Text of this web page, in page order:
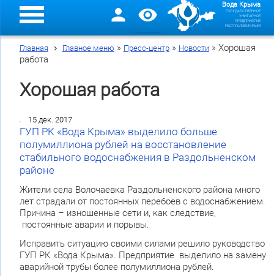
Вода Крыма
ГОСУДАРСТВЕННОЕ
УНИТАРНОЕ
ПРЕДПРИЯТИЕ
РЕСПУБЛИКИ КРЫМ
Главная Главное меню » Пресс-центр» Новости» Хорошая
работа
Хорошая работа
15 дек. 2017
ГУП РК «Вода Крыма» выделило больше
полумиллиона рублей на восстановление
стабильного водоснабжения в Раздольненском
районе
Жители села Волочаевка Раздольненского района много
лет страдали от постоянных перебоев с водоснабжением.
Причина – изношенные сети и, как следствие,
постоянные аварии и порывы.
Исправить ситуацию своими силами решило руководство
ГУП РК «Вода Крыма». Предприятие выделило на замену
аварийной трубы более полумиллиона рублей.